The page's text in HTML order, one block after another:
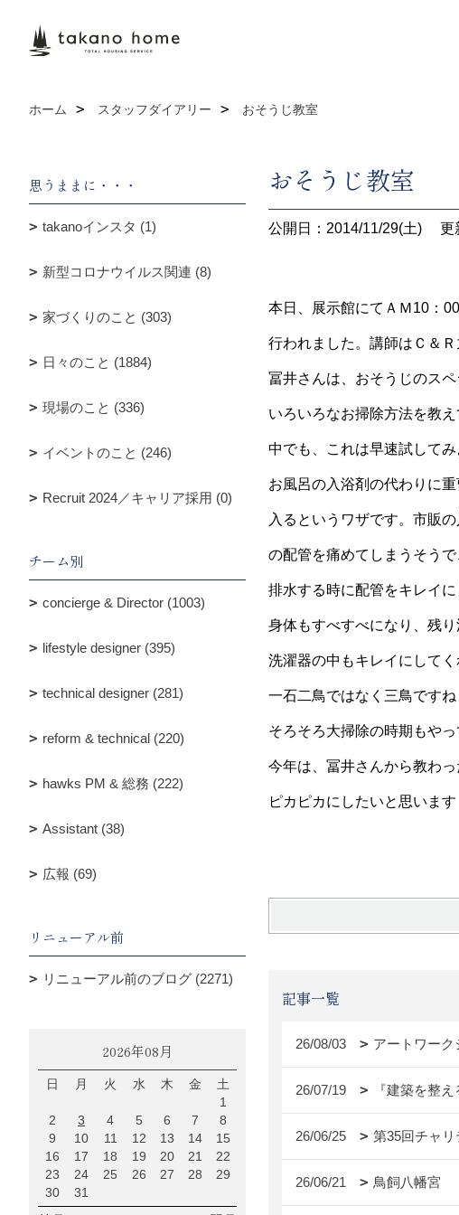
ホーム スタッフダイアリー おそうじ教室
おそうじ教室
公開日：2014/11/29(土) 更
本日、展示館にてＡＭ10：
行われました。講師はＣ＆Ｒ
冨井さんは、おそうじのスペ
いろいろなお掃除方法を教え
中でも、これは早速試して
お風呂の入浴剤の代わりに
入るというワザです。市販
の配管を痛めてしまうそう
排水する時に配管をキレイに
身体もすべすべになり、残
洗濯器の中もキレイにしてく
一石二鳥ではなく三鳥ですね
そろそろ大掃除の時期もやっ
今年は、冨井さんから教わ
ピカピカにしたいと思います
記事一覧
26/08/03 アートワーク
26/07/19 『建築を整え
26/06/25 第35回チャ
26/06/21 鳥飼八幡宮
思うままに・・・
takanoインスタ (1)
新型コロナウイルス関連 (8)
家づくりのこと (303)
日々のこと (1884)
現場のこと (336)
イベントのこと (246)
Recruit 2024／キャリア採用 (0)
チーム別
concierge & Director (1003)
lifestyle designer (395)
technical designer (281)
reform & technical (220)
hawks PM & 総務 (222)
Assistant (38)
広報 (69)
リニューアル前
リニューアル前のブログ (2271)
2026年08月
日 月 火 水 木 金
土
1
2
3 4 5 6 7
8
9
10 11 12 13 14
15
16
17 18 19 20 21
22
23
24 25 26 27 28
29
30
31